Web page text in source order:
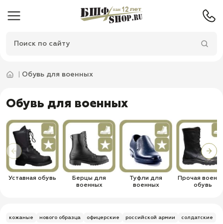
Обувь для военных
Обувь для военных
Уставная обувь
Берцы для
военных
Туфли для
военных
Прочая
обувь
кожаные нового образца офицерские российской армии солдатские